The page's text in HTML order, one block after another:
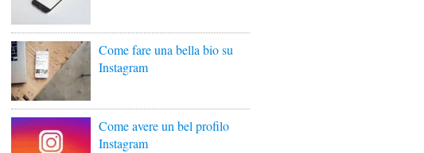
Come fare una bella bio su
Instagram
Come avere un bel profilo
Instagram